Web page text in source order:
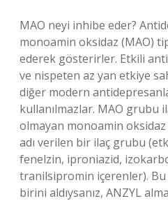
MAO neyi inhibe eder?
monoamin oksidaz (MAO)
ederek gösterirler. Etkili
ve nispeten az yan etkiye
diğer modern
kullanılmazlar. MAO grubu
olmayan monoamin
adı verilen bir ilaç grubu
fenelzin, iproniazid,
tranilsipromin içerenler).
birini aldıysanız, ANZYL